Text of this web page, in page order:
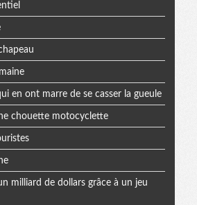
en ont marre de se casser la gueule
chouette motocyclette
milliard de dollars grâce à un jeu